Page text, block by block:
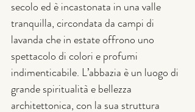
secolo ed è incastonata in una valle
tranquilla, circondata da campi di
lavanda che in estate offrono uno
spettacolo di colori e profumi
indimenticabile. L’abbazia è un luogo di
grande spiritualità e bellezza
architettonica, con la sua struttura